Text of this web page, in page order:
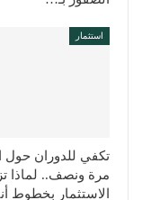
استثمار
تكفي للدوران حول
مرة ونصف.. لماذا
الاستثمار بخطوط